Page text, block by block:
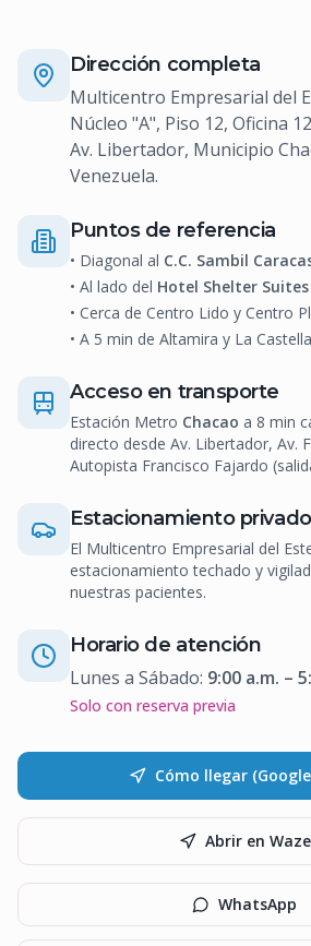
Dirección completa
Multicentro Empresarial del
Núcleo "A", Piso 12, Oficina
Av. Libertador, Municipio
Venezuela.
Puntos de referencia
• Diagonal al C.C. Sambil
• Al lado del Hotel Shelter Suites
• Cerca de Centro Lido y Centro
• A 5 min de Altamira y La
Acceso en transporte
Estación Metro Chacao a 8 min
directo desde Av. Libertador, Av.
Autopista Francisco Fajardo
Estacionamiento privado
El Multicentro Empresarial del
estacionamiento techado y
nuestras pacientes.
Horario de atención
Lunes a Sábado: 9:00 a.m. –
Solo con reserva previa
Cómo llegar
Abrir en Waze
WhatsApp